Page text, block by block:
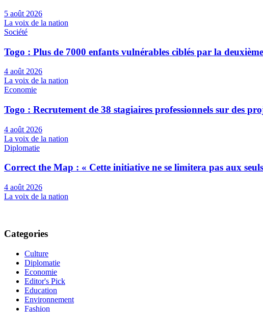
5 août 2026
La voix de la nation
Société
Togo : Plus de 7000 enfants vulnérables ciblés par la
4 août 2026
La voix de la nation
Economie
Togo : Recrutement de 38 stagiaires professionnels sur des
4 août 2026
La voix de la nation
Diplomatie
Correct the Map : « Cette initiative ne se limitera pas aux
4 août 2026
La voix de la nation
Categories
Culture
Diplomatie
Economie
Editor's Pick
Education
Environnement
Fashion